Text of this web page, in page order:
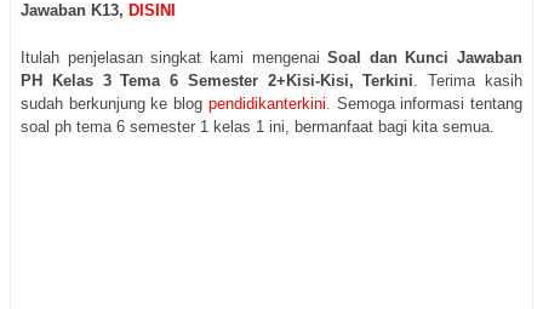
Jawaban K13, DISINI
Itulah penjelasan singkat kami mengenaiSoal dan Kunci Jawaban
PH Kelas 3 Tema 6 Semester 2+Kisi-Kisi, Terkini . Terima kasih
sudah berkunjung ke blog pendidikanterkini
Semoga informasi tentang
soal ph tema 6 semester 1 kelas 1 ini, bermanfaat bagi kita semua.